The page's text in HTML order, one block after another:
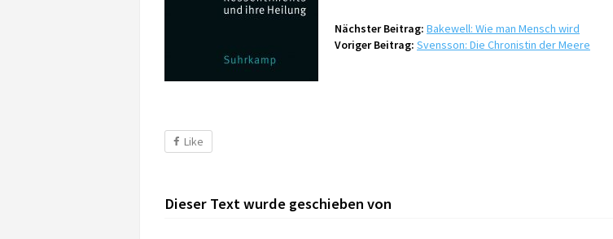
Nächster Beitrag: Bakewell: Wie man Mensch wird
Voriger Beitrag: Svensson: Die Chronistin der Meere
Like
Dieser Text wurde geschieben von